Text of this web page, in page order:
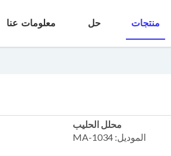
منتجات حل معلومات عنا
محلل الحليب
الموديل: MA-1034